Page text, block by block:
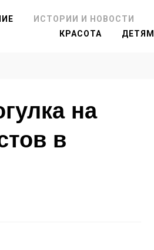
ИСТОРИИ И НОВОСТИ
КРАСОТА
ДЕТЯМ
на
в